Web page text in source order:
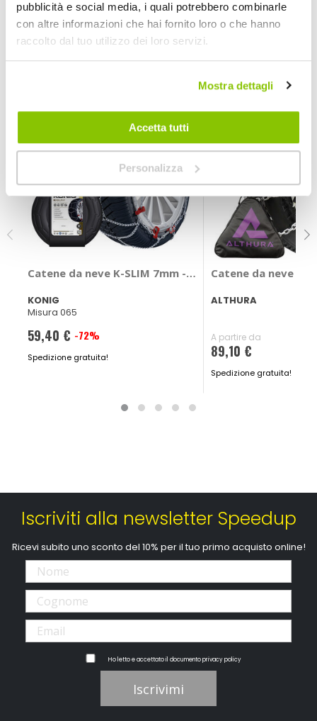
pubblicità e social media, i quali potrebbero combinarle
con altre informazioni che hai fornito loro o che hanno
raccolto dal tuo utilizzo dei loro servizi.
Mostra dettagli
Accetta tutti
Personalizza
Volkswagen Polo (2005) Misura gomma 185/50-15
Catene da neve K-SLIM 7mm - KONIG
KONIG
Misura 065
Prezzo
speciale
59,40 € -72%
Spedizione gratuita!
Catene da neve
ALTHURA
A partire da
89,10 €
Spedizione gratuita!
Iscriviti alla newsletter Speedup
Ricevi subito uno sconto del 10% per il tuo primo acquisto online!
Ho letto e accettato il documentoprivacy policy
Iscrivimi